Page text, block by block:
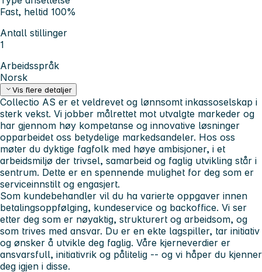
Fast, heltid 100%
Antall stillinger
1
Arbeidsspråk
Norsk
Vis flere detaljer
Collectio AS er et veldrevet og lønnsomt inkassoselskap i
sterk vekst. Vi jobber målrettet mot utvalgte markeder og
har gjennom høy kompetanse og innovative løsninger
opparbeidet oss betydelige markedsandeler. Hos oss
møter du dyktige fagfolk med høye ambisjoner, i et
arbeidsmiljø der trivsel, samarbeid og faglig utvikling står i
sentrum. Dette er en spennende mulighet for deg som er
serviceinnstilt og engasjert.
Som kundebehandler vil du ha varierte oppgaver innen
betalingsoppfølging, kundeservice og backoffice. Vi ser
etter deg som er nøyaktig, strukturert og arbeidsom, og
som trives med ansvar. Du er en ekte lagspiller, tar initiativ
og ønsker å utvikle deg faglig. Våre kjerneverdier er
ansvarsfull, initiativrik og pålitelig -- og vi håper du kjenner
deg igjen i disse.